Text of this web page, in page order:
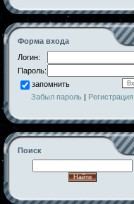
Форма входа
Логин:
Пароль:
запомнить
Забыл пароль | Регистрация
Поиск